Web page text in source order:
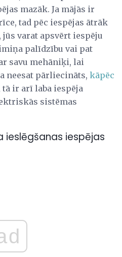
mazāk. Ja mājās ir
tad pēc iespējas ātrāk
jūs varat apsvērt iespēju
palīdzību vai pat
savu mehāniķi, lai
neesat pārliecināts, kāpēc
tā ir arī laba iespēja
sistēmas
ieslēgšanas iespējas